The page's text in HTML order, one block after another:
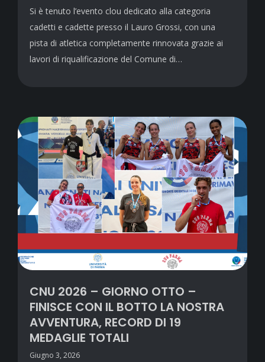
Si è tenuto l’evento clou dedicato alla categoria
cadetti e cadette presso il Lauro Grossi, con una
pista di atletica completamente rinnovata grazie ai
lavori di riqualificazione del Comune di…
CNU 2026 – GIORNO OTTO –
FINISCE CON IL BOTTO LA NOSTRA
AVVENTURA, RECORD DI 19
MEDAGLIE TOTALI
Giugno 3, 2026